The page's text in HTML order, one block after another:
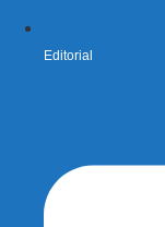
Editorial